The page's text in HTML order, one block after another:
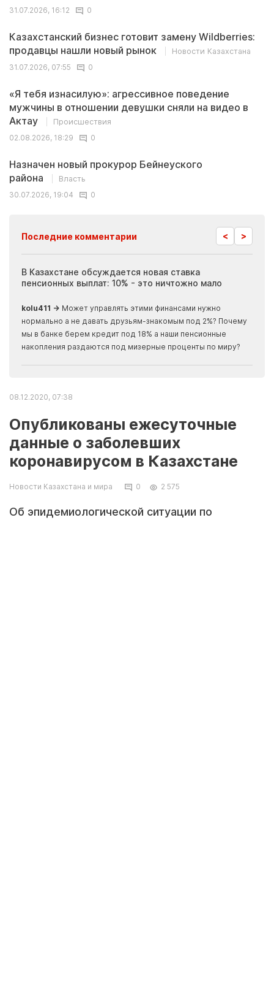
31.07.2026, 16:12
0
Казахстанский бизнес готовит замену Wildberries:
продавцы нашли новый рынок
Новости Казахстана
31.07.2026, 07:55
0
«Я тебя изнасилую»: агрессивное поведение
мужчины в отношении девушки сняли на видео в
Актау
Происшествия
02.08.2026, 18:29
0
Назначен новый прокурор Бейнеуского
района
Власть
30.07.2026, 19:04
0
Последние комментарии < >
В Казахстане обсуждается новая ставка
пенсионных выплат: 10% - это ничтожно мало
kolu411 → Может управлять этими финансами нужно
нормально а не давать друзьям-знакомым под 2%? Почему
мы в банке берем кредит под 18% а наши пенсионные
накопления раздаются под мизерные проценты по миру?
08.12.2020, 07:38
Опубликованы ежесуточные
данные о заболевших
коронавирусом в Казахстане
Новости Казахстана и мира 0 2 575
Об эпидемиологической ситуации по